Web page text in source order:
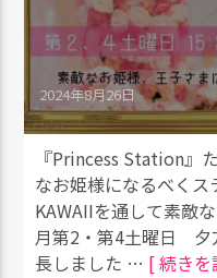
2024年8月26日
『Princess Station』
なお姫様になるべく
KAWAIIを通して素敵
月第2・第4土曜日
長しました … [ 続きを